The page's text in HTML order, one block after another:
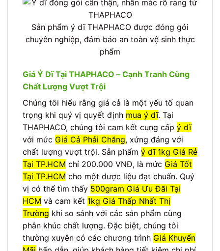
Sản phẩm ý dĩ THAPHACO được đóng gói
chuyên nghiệp, đảm bảo an toàn vệ sinh thực
phẩm
Giá Ý Dĩ Tại THAPHACO – Cạnh Tranh Cùng
Chất Lượng Vượt Trội
Chúng tôi hiểu rằng giá cả là một yếu tố quan
trọng khi quý vị quyết định mua ý dĩ. Tại
THAPHACO, chúng tôi cam kết cung cấp ý dĩ
với mức Giá Cả Phải Chăng, xứng đáng với
chất lượng vượt trội. Sản phẩm ý dĩ 1kg Giá Rẻ
Tại TP.HCM chỉ 200.000 VNĐ, là mức Giá Tốt
Tại TP.HCM cho một dược liệu đạt chuẩn. Quý
vị có thể tìm thấy 500gram Giá Ưu Đãi Tại
HCM và cam kết 1kg Giá Thấp Nhất Thị
Trường khi so sánh với các sản phẩm cùng
phân khúc chất lượng. Đặc biệt, chúng tôi
thường xuyên có các chương trình Giá Khuyến